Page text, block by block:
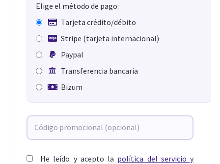
Elige el método de pago:
Tarjeta crédito/débito
Stripe (tarjeta internacional)
Paypal
Transferencia bancaria
Bizum
He leído y acepto la política del servicio y